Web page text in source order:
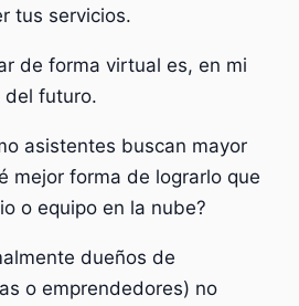
tus servicios.
de forma virtual es, en mi
del futuro.
asistentes buscan mayor
mejor forma de lograrlo que
o equipo en la nube?
dueños de
o emprendedores) no